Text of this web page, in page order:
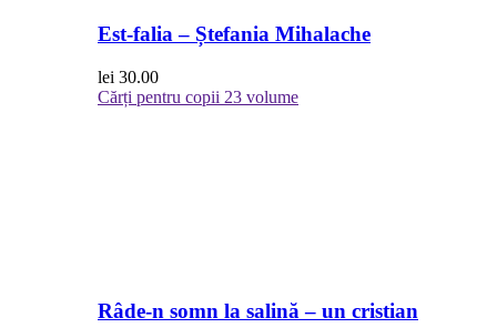
Est-falia – Ștefania Mihalache
lei 30.00
Cărți pentru copii 23 volume
Râde-n somn la salină – un cristian